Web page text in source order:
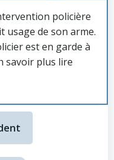
policière
usage de son arme.
est en garde à
savoir plus lire